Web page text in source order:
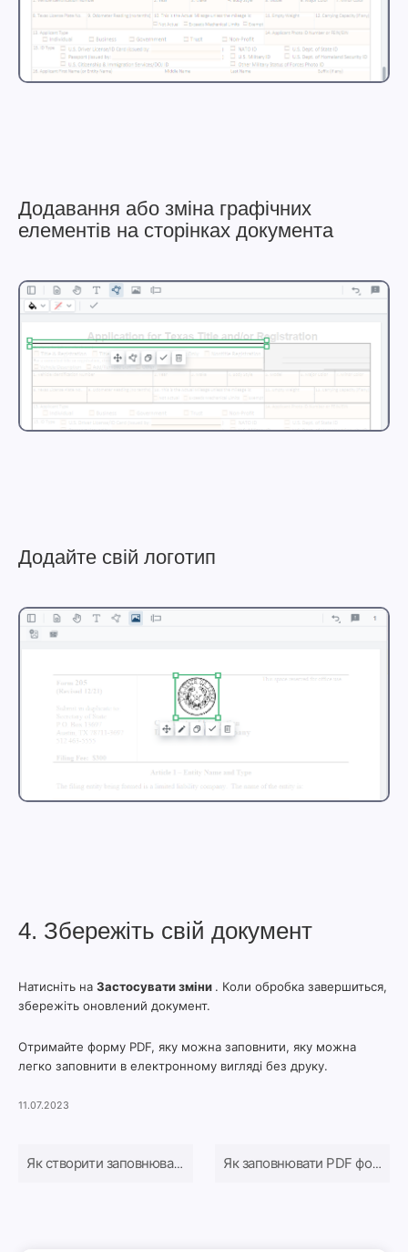
Додавання або зміна графічних
елементів на сторінках документа
Додайте свій логотип
4. Збережіть свій документ
Натисніть на Застосувати зміни . Коли обробка завершиться,
збережіть оновлений документ.
Отримайте форму PDF, яку можна заповнити, яку можна
легко заповнити в електронному вигляді без друку.
11.07.2023
Як створити заповнюваний PDF Як заповнювати PDF форми